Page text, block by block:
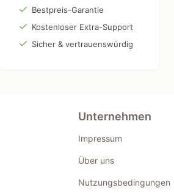
Bestpreis-Garantie
Kostenloser Extra-Support
Sicher & vertrauenswürdig
Unternehmen
Impressum
Über uns
Nutzungsbedingungen